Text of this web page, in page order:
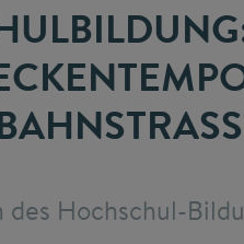
des Hochschul-